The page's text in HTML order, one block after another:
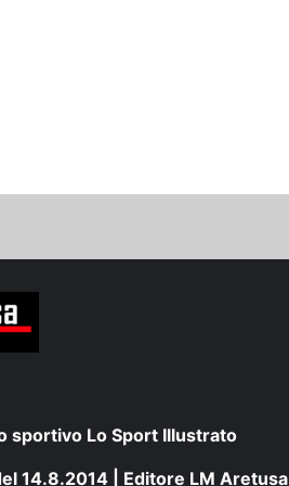
sportivo Lo Sport Illustrato
14.8.2014 | Editore LM Aretusa